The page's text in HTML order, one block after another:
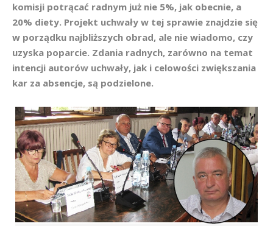
komisji potrącać radnym już nie 5%, jak obecnie, a
20% diety. Projekt uchwały w tej sprawie znajdzie się
w porządku najbliższych obrad, ale nie wiadomo, czy
uzyska poparcie. Zdania radnych, zarówno na temat
intencji autorów uchwały, jak i celowości zwiększania
kar za absencje, są podzielone.